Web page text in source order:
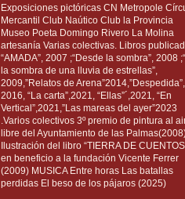
Exposiciones pictóricas CN Metropole
Mercantil Club Naútico Club la Provincia
Museo Poeta Domingo Rivero La Molina
artesanía Varias colectivas. Libros
“AMADA”, 2007 ;“Desde la sombra”, 2008
la sombra de una lluvia de estrellas”,
2009,”Relatos de Arena”2014,”Despedida”,
2016, “La carta”,2021, “Ellas”´,2021, “En
Vertical”,2021,”Las mareas del ayer”2023
.Varios colectivos 3º premio de pintura al
libre del Ayuntamiento de las
Ilustración del libro “TIERRA DE
en beneficio a la fundación Vicente Ferrer
(2009) MUSICA Entre horas Las batallas
perdidas El beso de los pájaros (2025)